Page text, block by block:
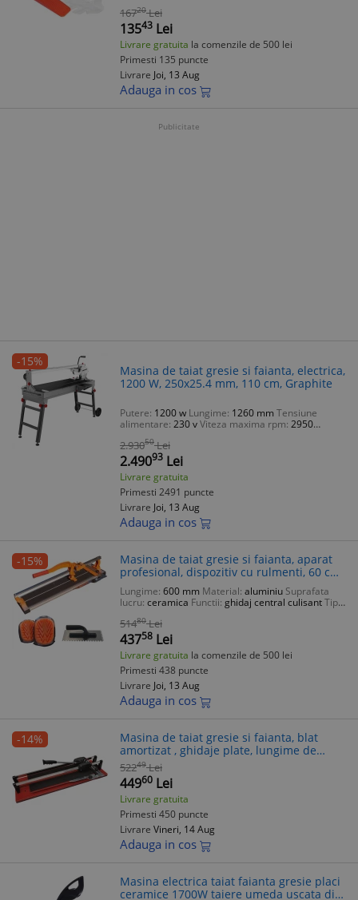
16720 Lei
13543 Lei
Livrare gratuita la comenzile de 500 lei
Primesti 135 puncte
Livrare Joi, 13 Aug
Adauga in cos
Publicitate
-15%
Masina de taiat gresie si faianta, electrica,
1200 W, 250x25.4 mm, 110 cm, Graphite
Putere: 1200 w Lungime: 1260 mmTensiune
alimentare: 230 vViteza maxima rpm: 2950
2.93050 Lei
2.49093 Lei
Livrare gratuita
Primesti 2491 puncte
Livrare Joi, 13 Aug
Adauga in cos
-15%
Masina de taiat gresie si faianta, aparat
profesional, dispozitiv cu rulmenti, 60 cm,
cu genunchiere si gletiera cu zimti,
Richmann Exclusive
Lungime: 600 mm Material: aluminiu Suprafata
lucru: ceramica Functii: ghidaj central culisantTip
51480 Lei
43758 Lei
Livrare gratuita la comenzile de 500 lei
Primesti 438 puncte
Livrare Joi, 13 Aug
Adauga in cos
-14%
Masina de taiat gresie si faianta, blat
amortizat , ghidaje plate, lungime de
taiere 900 mm Dedra
52249 Lei
44960 Lei
Livrare gratuita
Primesti 450 puncte
Livrare Vineri, 14 Aug
Adauga in cos
Masina electrica taiat faianta gresie placi
ceramice 1700W taiere umeda uscata disc